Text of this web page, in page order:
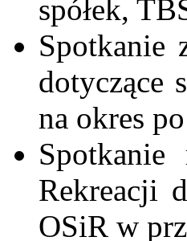
spółek,
Spotkanie
dotyczące
na okres
Rekreacji
OSiR w